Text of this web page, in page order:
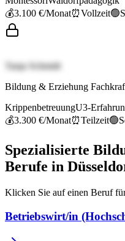
💰3.100 €/Monat⏰Vollzeit🟢
Tanja Schmidt
Bildung & Erziehung
KrippenbetreuungU3-
💰3.300 €/Monat⏰Teilzeit🟢
Spezialisierte
Berufe in
Klicken Sie auf einen Beruf
Betriebswirt/in